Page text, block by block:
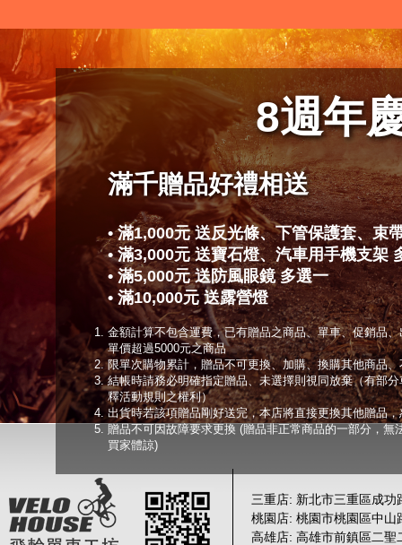
8週年
滿千贈品好禮相送
• 滿1,000元 送反光條、下管保護套、束
• 滿3,000元 送寶石燈、汽車用手機支架
• 滿5,000元 送防風眼鏡 多選一
• 滿10,000元 送露營燈
金額計算不包含運費，已有贈品之商品、單車、促銷品
單價超過5000元之商品
限單次購物累計，贈品不可更換、加購、換購其他商品
結帳時請務必明確指定贈品、未選擇則視同放棄（有部
釋活動規則之權利）
出貨時若該項贈品剛好送完，本店將直接更換其他贈品
贈品不可因故障要求更換 (贈品非正常商品的一部分，無
買家體諒)
三重店: 新北市三重區成功
桃園店: 桃園市桃園區中山
高雄店: 高雄市前鎮區二聖